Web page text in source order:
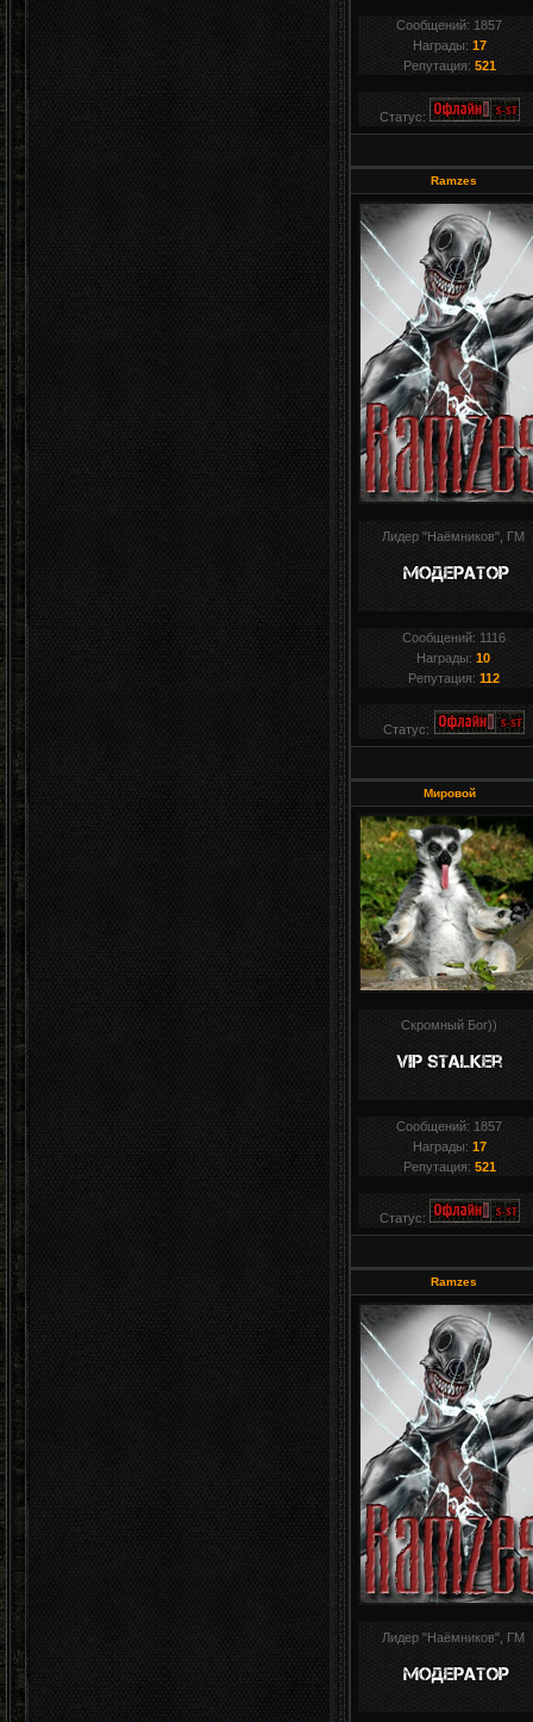
Сообщений: 1857
Награды: 17
Репутация: 521
Статус:
Ramzes
Лидер "Наёмников", ГМ
Сообщений: 1116
Награды:10
Репутация: 112
Статус:
Мировой
Скромный Бог))
Сообщений: 1857
Награды: 17
Репутация: 521
Статус:
Ramzes
Лидер "Наёмников", ГМ